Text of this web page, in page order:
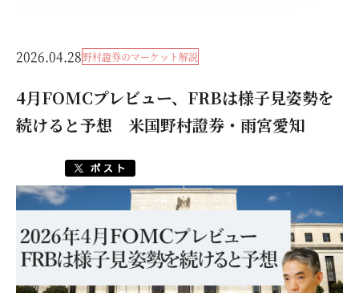
2026.04.28野村證券のマーケット解説
4月FOMCプレビュー、FRBは様子見姿勢を
続けると予想 米国野村證券・雨宮愛知